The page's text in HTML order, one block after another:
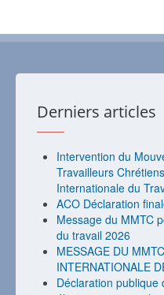
Derniers articles
Intervention du
Travailleurs
Internationale du
ACO Déclaration
Message du MMTC
du travail 2026
MESSAGE DU
INTERNATIONALE
Déclaration publique